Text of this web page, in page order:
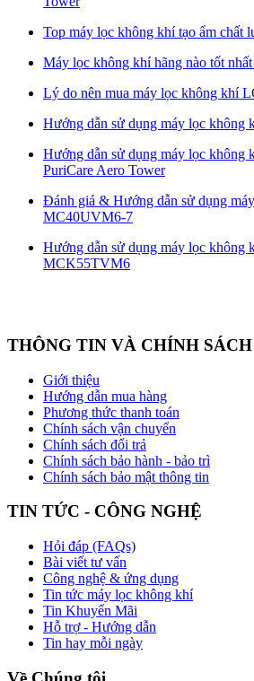
Top máy lọc không khí tạo ẩm chất
Máy lọc không khí hãng nào tốt
Lý do nên mua máy lọc không khí
Hướng dẫn sử dụng máy lọc không
Hướng dẫn sử dụng máy lọc không
PuriCare Aero Tower
Đánh giá & Hướng dẫn sử dụng
MC40UVM6-7
Hướng dẫn sử dụng máy lọc không
MCK55TVM6
THÔNG TIN VÀ CHÍNH SÁCH
Giới thiệu
Hướng dẫn mua hàng
Phương thức thanh toán
Chính sách vận chuyển
Chính sách đổi trả
Chính sách bảo hành - bảo trì
Chính sách bảo mật thông tin
TIN TỨC - CÔNG NGHỆ
Hỏi đáp (FAQs)
Bài viết tư vấn
Công nghệ & ứng dụng
Tin tức máy lọc không khí
Tin Khuyến Mãi
Hỗ trợ - Hướng dẫn
Tin hay mỗi ngày